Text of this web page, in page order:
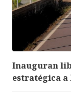
Inauguran
estratégica